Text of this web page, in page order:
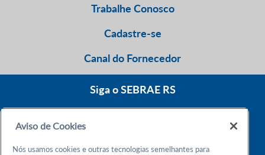
Trabalhe Conosco
Cadastre-se
Canal do Fornecedor
Siga o SEBRAE RS
Aviso de Cookies
Nós usamos cookies e outras tecnologias semelhantes para